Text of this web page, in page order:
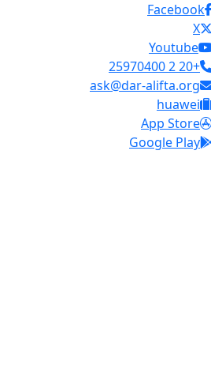
Facebook
X
Youtube
+20 2 25970400
ask@dar-alifta.org
huawei
App Store
Google Play